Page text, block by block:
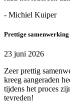
- Michiel Kuiper
Prettige samenwerking
23 juni 2026
Zeer prettig
kreeg aangeraden
tijdens het proces
tevreden!